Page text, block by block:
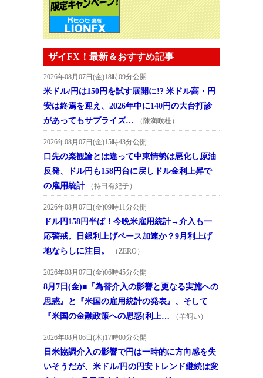
ザイFX！最新＆おすすめ記事
2026年08月07日(金)18時09分公開
米ドル/円は150円を試す展開に!? 米ドル高・円
安は終焉を迎え、2026年中に140円の大台打診
があってもサプライズ…
（陳満咲杜）
2026年08月07日(金)15時43分公開
口先の楽観論とは違って中東情勢は悪化し原油
反発、ドル円も158円台に戻しドル金利上昇で
の雇用統計
（持田有紀子）
2026年08月07日(金)09時11分公開
ドル円158円半ば！今晩米雇用統計→介入も一
応警戒。日銀利上げペース加速か？9月利上げ
地ならしに注目。
（ZERO）
2026年08月07日(金)06時45分公開
8月7日(金)■『為替介入の影響と更なる実施への
思惑』と『米国の雇用統計の発表』、そして
『米国の金融政策への思惑(利上…
（羊飼い）
2026年08月06日(木)17時00分公開
日米協調介入の影響で円は一時的に方向感を失
いそうだが、米ドル/円の円安トレンド継続は変